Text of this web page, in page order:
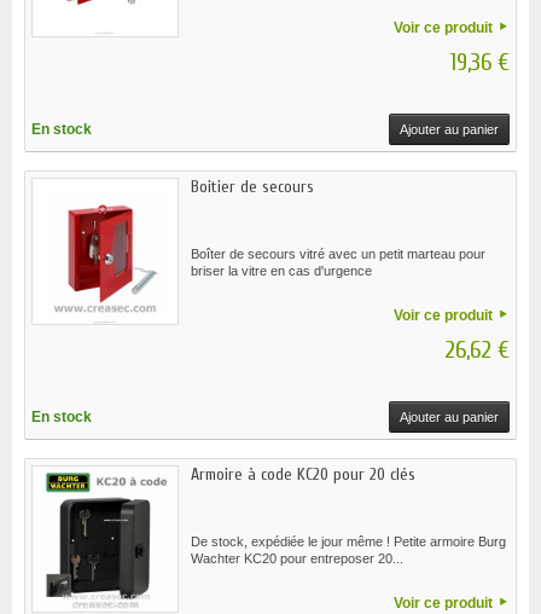
Voir ce produit
19,36 €
En stock Ajouter au panier
Boitier de secours
Boîter de secours vitré avec un petit marteau pour
briser la vitre en cas d'urgence
Voir ce produit
26,62 €
En stock Ajouter au panier
Armoire à code KC20 pour 20 clés
De stock, expédiée le jour même ! Petite armoire Burg
Wachter KC20 pour entreposer 20...
Voir ce produit